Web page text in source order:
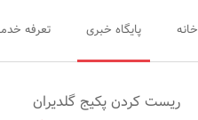
خانه پایگاه خبری تعرفه
ریست کردن پکیج گلدیران